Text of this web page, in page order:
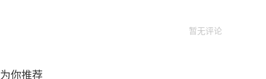
暂无评论
为你推荐